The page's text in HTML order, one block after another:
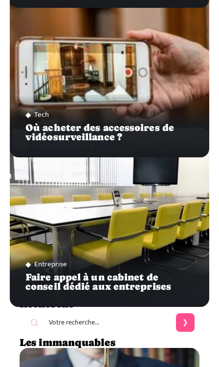
Tech
Où acheter des accessoires de
vidéosurveillance ?
Entreprise
Faire appel à un cabinet de
conseil dédié aux entreprises
Recherche
Les immanquables